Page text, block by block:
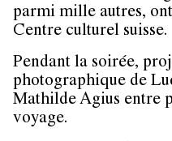
parmi mille autres,
Centre culturel suisse.
Pendant la soirée,
photographique de
Mathilde Agius entre
voyage.